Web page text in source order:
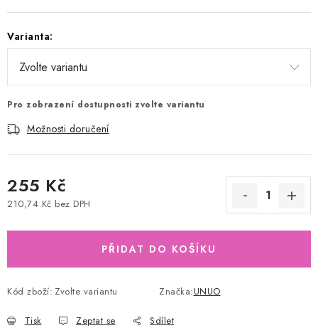
Varianta:
Pro zobrazení dostupnosti zvolte variantu
Možnosti doručení
255 Kč
210,74 Kč bez DPH
PŘIDAT DO KOŠÍKU
Kód zboží: Zvolte variantu Značka:UNUO
Tisk Zeptat se Sdílet